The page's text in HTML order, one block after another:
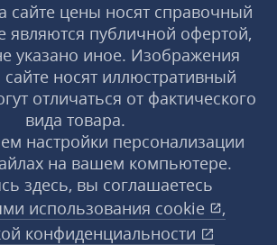
сайте цены носят справочный
являются публичной офертой,
указано иное. Изображения
носят иллюстративный
отличаться от фактического
вида товара.
настройки персонализации
на вашем компьютере.
здесь, вы соглашаетесь
использования cookie
,
конфиденциальности